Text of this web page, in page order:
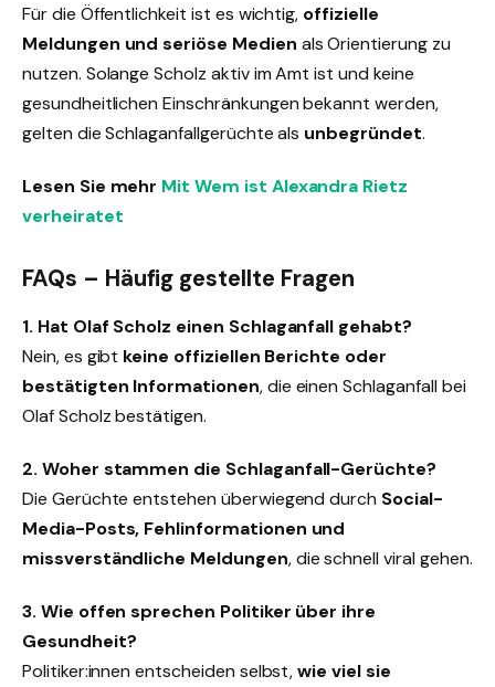
Für die Öffentlichkeit ist es wichtig, offizielle
Meldungen und seriöse Medien als Orientierung zu
nutzen. Solange Scholz aktiv im Amt ist und keine
gesundheitlichen Einschränkungen bekannt werden,
gelten die Schlaganfallgerüchte als unbegründet.
Lesen Sie mehr Mit Wem ist Alexandra Rietz
verheiratet
FAQs – Häufig gestellte Fragen
1. Hat Olaf Scholz einen Schlaganfall gehabt?
Nein, es gibt keine offiziellen Berichte oder
bestätigten Informationen, die einen Schlaganfall bei
Olaf Scholz bestätigen.
2. Woher stammen die Schlaganfall-Gerüchte?
Die Gerüchte entstehen überwiegend durch Social-
Media-Posts, Fehlinformationen und
missverständliche Meldungen, die schnell viral gehen.
3. Wie offen sprechen Politiker über ihre
Gesundheit?
Politiker:innen entscheiden selbst,wie viel sie